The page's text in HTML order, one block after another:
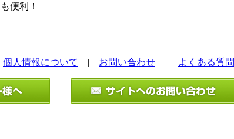
便利！
個人情報について | お問い合わせ | よくある質問